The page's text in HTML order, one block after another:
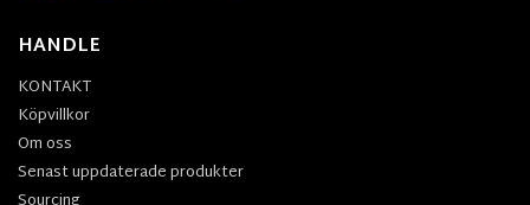
HANDLE
KONTAKT
Köpvillkor
Om oss
Senast uppdaterade produkter